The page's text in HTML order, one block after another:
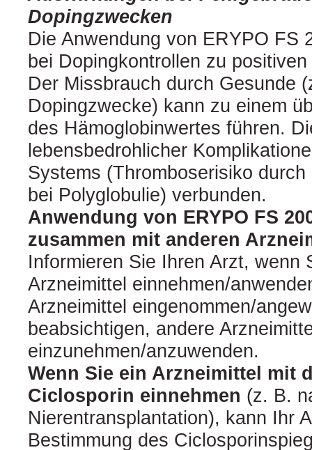
Dopingzwecken
Die Anwendung von ERYPO FS
bei Dopingkontrollen zu
Der Missbrauch durch Gesunde
Dopingzwecke) kann zu einem
des Hämoglobinwertes führen.
lebensbedrohlicher
Systems (Thromboserisiko
bei Polyglobulie) verbunden.
Anwendung von ERYPO FS
zusammen mit anderen
Informieren Sie Ihren Arzt, wenn
Arzneimittel einnehmen/
Arzneimittel eingenommen/
beabsichtigen, andere
einzunehmen/anzuwenden.
Wenn Sie ein Arzneimittel mit
Ciclosporin einnehmen (z. B.
Nierentransplantation), kann Ihr
Bestimmung des